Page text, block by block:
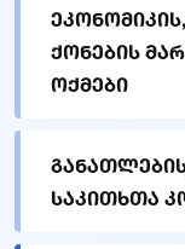
ქონების
ოქმები
საკითხთა